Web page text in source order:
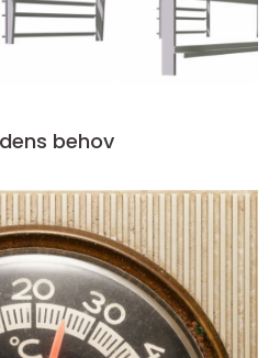
behov